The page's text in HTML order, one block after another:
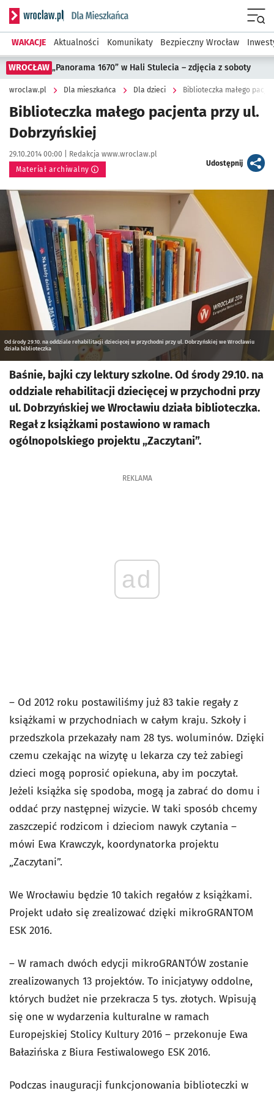
Serwis informacyjny wroclaw.pl podserwis: Dla mieszkańca
WAKACJE Aktualności Komunikaty Bezpieczny Wrocław
WROCŁAW „Panorama 1670” w Hali Stulecia – zdjęcia z soboty
wroclaw.pl Dla mieszkańca Dla dzieci Biblioteczka małego
Biblioteczka małego pacjenta przy ul.
Dobrzyńskiej
Data publikacji:
29.10.2014 00:00 | Autor:
Redakcja www.wroclaw.pl
Materiał archiwalny
Udostępnijartykuł
Kliknij, aby powiększyć
Od środy 29.10. na oddziale rehabilitacji dziecięcej w przychodni przy ul. Dobrzyńskiej we Wrocławiu
działa biblioteczka
Baśnie, bajki czy lektury szkolne. Od środy 29.10. na
oddziale rehabilitacji dziecięcej w przychodni przy
ul. Dobrzyńskiej we Wrocławiu działa biblioteczka.
Regał z książkami postawiono w ramach
ogólnopolskiego projektu „Zaczytani”.
REKLAMA
ad
– Od 2012 roku postawiliśmy już 83 takie regały z
książkami w przychodniach w całym kraju. Szkoły i
przedszkola przekazały nam 28 tys. woluminów. Dzięki
czemu czekając na wizytę u lekarza czy też zabiegi
dzieci mogą poprosić opiekuna, aby im poczytał.
Jeżeli książka się spodoba, mogą ja zabrać do domu i
oddać przy następnej wizycie. W taki sposób chcemy
zaszczepić rodzicom i dzieciom nawyk czytania –
mówi Ewa Krawczyk, koordynatorka projektu
„Zaczytani”.
We Wrocławiu będzie 10 takich regałów z książkami.
Projekt udało się zrealizować dzięki mikroGRANTOM
ESK 2016.
– W ramach dwóch edycji mikroGRANTÓW zostanie
zrealizowanych 13 projektów. To inicjatywy oddolne,
których budżet nie przekracza 5 tys. złotych. Wpisują
się one w wydarzenia kulturalne w ramach
Europejskiej Stolicy Kultury 2016 – przekonuje Ewa
Bałazińska z Biura Festiwalowego ESK 2016.
Podczas inauguracji funkcjonowania biblioteczki w